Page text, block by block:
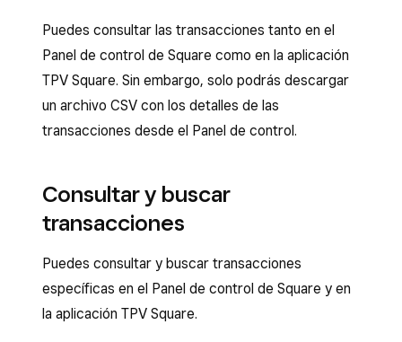
Puedes consultar las transacciones tanto en el
Panel de control de Square como en la aplicación
TPV Square. Sin embargo, solo podrás descargar
un archivo CSV con los detalles de las
transacciones desde el Panel de control.
Consultar y buscar
transacciones
Puedes consultar y buscar transacciones
específicas en el Panel de control de Square y en
la aplicación TPV Square.